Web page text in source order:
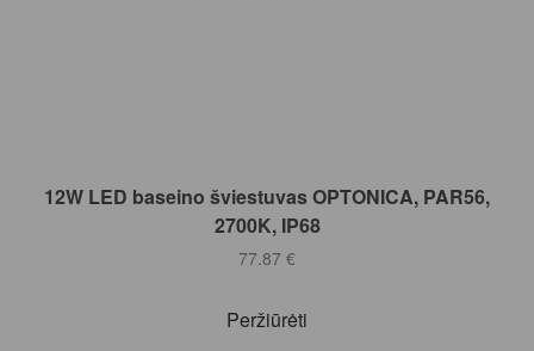
Į KREPŠELĮ
12W LED baseino šviestuvas OPTONICA, PAR56,
2700K, IP68
77.87 €
Peržiūrėti